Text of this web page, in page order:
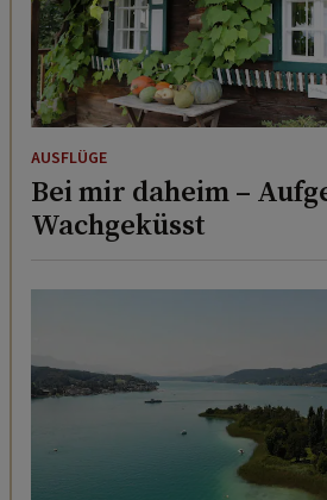
AUSFLÜGE
Bei mir daheim –
Wachgeküsst